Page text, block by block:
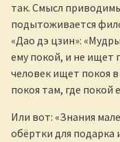
так. Смысл
подытоживается
«Дао дэ цзин»:
ему покой, и не ищет
человек ищет покоя
покоя там, где покой
Или вот: «Знания
обёртки для подарка